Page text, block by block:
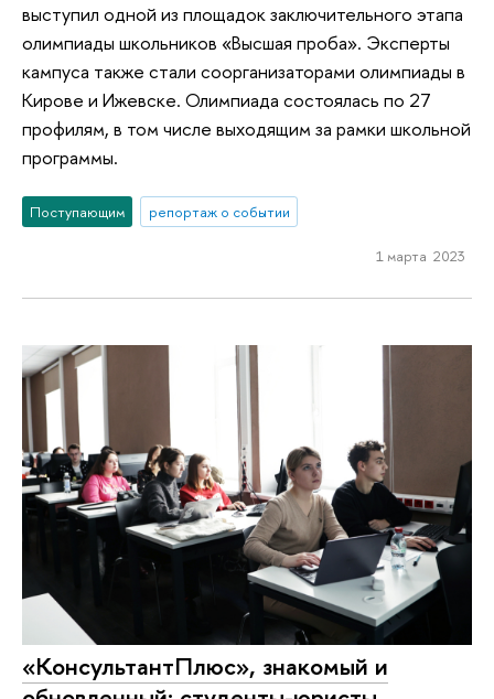
выступил одной из площадок заключительного этапа
олимпиады школьников «Высшая проба». Эксперты
кампуса также стали соорганизаторами олимпиады в
Кирове и Ижевске. Олимпиада состоялась по 27
профилям, в том числе выходящим за рамки школьной
программы.
Поступающим репортаж о событии
1 марта 2023
«КонсультантПлюс», знакомый и